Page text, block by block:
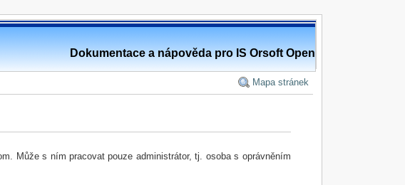
Dokumentace a nápověda pro IS Orsoft Open
Mapa stránek
Může s ním pracovat pouze administrátor, tj. osoba s oprávněním